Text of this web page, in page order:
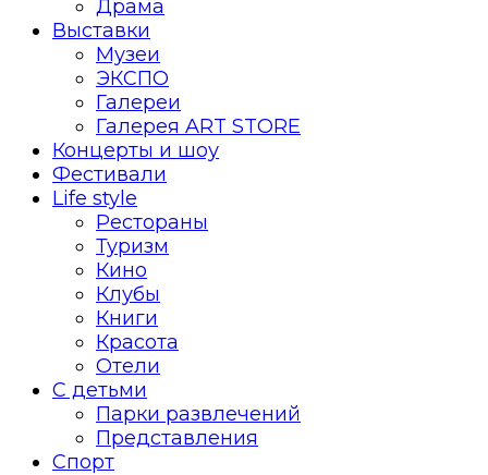
Драма
Выставки
Музеи
ЭКСПО
Галереи
Галерея ART STORE
Концерты и шоу
Фестивали
Life style
Рестораны
Туризм
Кино
Клубы
Книги
Красота
Отели
С детьми
Парки развлечений
Представления
Спорт